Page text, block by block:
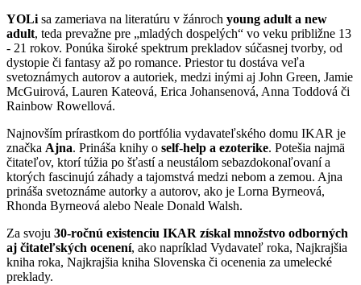
YOLi sa zameriava na literatúru v žánroch young adult a new
adult, teda prevažne pre „mladých dospelých“ vo veku približne 13
- 21 rokov. Ponúka široké spektrum prekladov súčasnej tvorby, od
dystopie či fantasy až po romance. Priestor tu dostáva veľa
svetoznámych autorov a autoriek, medzi inými aj John Green, Jamie
McGuirová, Lauren Kateová, Erica Johansenová, Anna Toddová či
Rainbow Rowellová.
Najnovším prírastkom do portfólia vydavateľského domu IKAR je
značka Ajna. Prináša knihy o self-help a ezoterike. Potešia najmä
čitateľov, ktorí túžia po šťastí a neustálom sebazdokonaľovaní a
ktorých fascinujú záhady a tajomstvá medzi nebom a zemou. Ajna
prináša svetoznáme autorky a autorov, ako je Lorna Byrneová,
Rhonda Byrneová alebo Neale Donald Walsh.
Za svoju 30-ročnú existenciu IKAR získal množstvo odborných
aj čitateľských ocenení, ako napríklad Vydavateľ roka, Najkrajšia
kniha roka, Najkrajšia kniha Slovenska či ocenenia za umelecké
preklady.